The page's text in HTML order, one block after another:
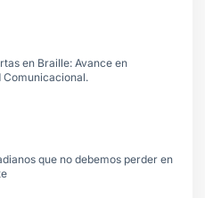
en Braille: Avance en
que no debemos perder en